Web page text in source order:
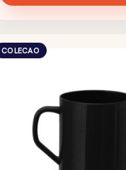
COLECAO